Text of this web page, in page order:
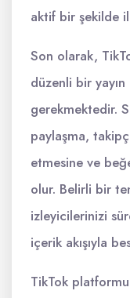
aktif bir şekilde
Son olarak,
düzenli bir
gerekmektedir.
paylaşma,
etmesine ve
olur. Belirli bir
izleyicilerinizi
içerik akışıyla
TikTok